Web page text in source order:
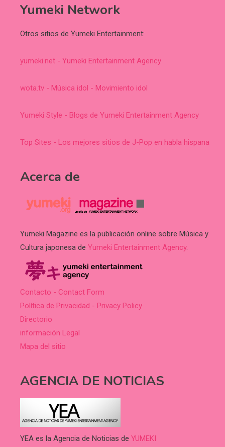
Yumeki Network
Otros sitios de Yumeki Entertainment:
yumeki.net - Yumeki Entertainment Agency
wota.tv - Música idol - Movimiento idol
Yumeki Style - Blogs de Yumeki Entertainment Agency
Top Sites - Los mejores sitios de J-Pop en habla hispana
Acerca de
Yumeki Magazine es la publicación online sobre Música y
Cultura japonesa de Yumeki Entertainment Agency.
Contacto - Contact Form
Política de Privacidad - Privacy Policy
Directorio
información Legal
Mapa del sitio
AGENCIA DE NOTICIAS
YEA es la Agencia de Noticias de YUMEKI